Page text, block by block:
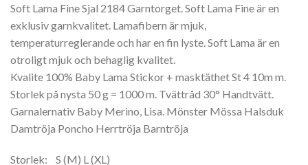
Soft Lama Fine Sjal 2184 Garntorget. Soft Lama Fine är en
exklusiv garnkvalitet. Lamafibern är mjuk,
temperaturreglerande och har en fin lyste. Soft Lama är en
otroligt mjuk och behaglig kvalitet.
Kvalite 100% Baby Lama Stickor + masktäthet St 4 10m m.
Storlek på nysta 50 g = 1000 m. Tvättråd 30° Handtvätt.
Garnalernativ Baby Merino, Lisa. Mönster Mössa Halsduk
Damtröja Poncho Herrtröja Barntröja
Storlek: S (M) L (XL)